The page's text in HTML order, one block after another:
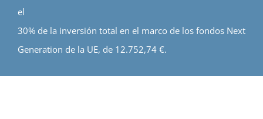
el
30% de la inversión total en el marco de los fondos Next
Generation de la UE, de 12.752,74 €.